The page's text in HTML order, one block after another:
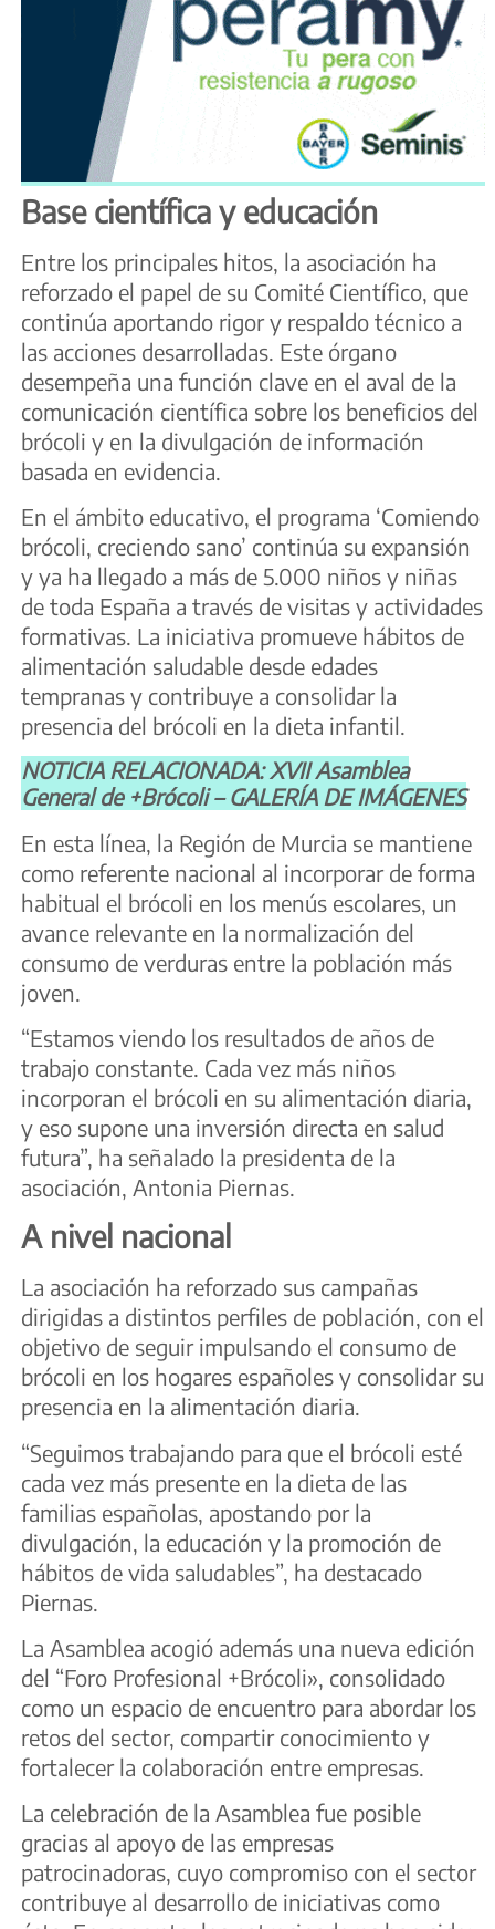
Base científica y educación
Entre los principales hitos, la asociación ha
reforzado el papel de su Comité Científico, que
continúa aportando rigor y respaldo técnico a
las acciones desarrolladas. Este órgano
desempeña una función clave en el aval de la
comunicación científica sobre los beneficios del
brócoli y en la divulgación de información
basada en evidencia.
En el ámbito educativo, el programa ‘Comiendo
brócoli, creciendo sano’ continúa su expansión
y ya ha llegado a más de 5.000 niños y niñas
de toda España a través de visitas y actividades
formativas. La iniciativa promueve hábitos de
alimentación saludable desde edades
tempranas y contribuye a consolidar la
presencia del brócoli en la dieta infantil.
NOTICIA RELACIONADA: XVII Asamblea
General de +Brócoli – GALERÍA DE IMÁGENES
En esta línea, la Región de Murcia se mantiene
como referente nacional al incorporar de forma
habitual el brócoli en los menús escolares, un
avance relevante en la normalización del
consumo de verduras entre la población más
joven.
“Estamos viendo los resultados de años de
trabajo constante. Cada vez más niños
incorporan el brócoli en su alimentación diaria,
y eso supone una inversión directa en salud
futura”, ha señalado la presidenta de la
asociación, Antonia Piernas.
A nivel nacional
La asociación ha reforzado sus campañas
dirigidas a distintos perfiles de población, con el
objetivo de seguir impulsando el consumo de
brócoli en los hogares españoles y consolidar su
presencia en la alimentación diaria.
“Seguimos trabajando para que el brócoli esté
cada vez más presente en la dieta de las
familias españolas, apostando por la
divulgación, la educación y la promoción de
hábitos de vida saludables”, ha destacado
Piernas.
La Asamblea acogió además una nueva edición
del “Foro Profesional +Brócoli», consolidado
como un espacio de encuentro para abordar los
retos del sector, compartir conocimiento y
fortalecer la colaboración entre empresas.
La celebración de la Asamblea fue posible
gracias al apoyo de las empresas
patrocinadoras, cuyo compromiso con el sector
contribuye al desarrollo de iniciativas como